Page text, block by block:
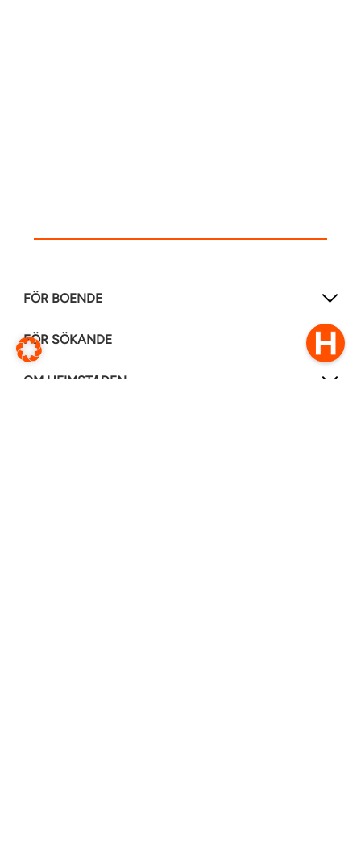
FÖR BOENDE
FÖR SÖKANDE
OM HEIMSTADEN